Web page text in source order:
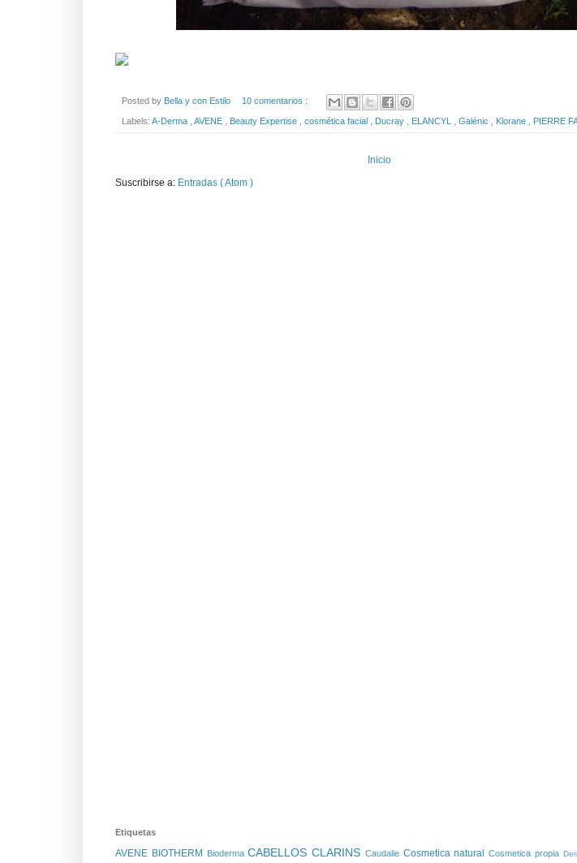
Posted by Bella y con Estilo 10 comentarios :
Labels: A-Derma AVENE Beauty Expertise cosmética facial Ducray ELANCYL Galénic Klorane PIERRE
Inicio
Suscribirse a: Entradas ( Atom )
Etiquetas
AVENE BIOTHERM BiodermaCABELLOSCLARINS Caudalie Cosmetica naturalCosmetica propia